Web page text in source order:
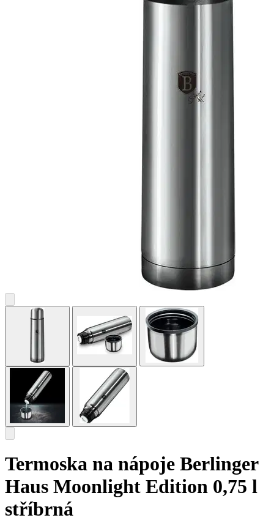
Termoska na nápoje Berlinger
Haus Moonlight Edition 0,75 l
stříbrná